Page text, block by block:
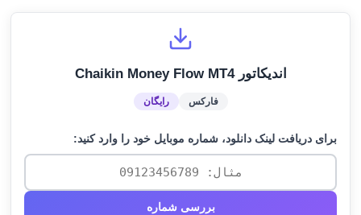
اندیکاتور Chaikin Money Flow MT4
فارکس رایگان
برای دریافت لینک دانلود، شماره موبایل خود را وارد کنید:
بررسی شماره